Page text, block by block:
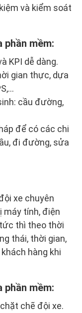
và kiểm soát
mềm:
KPI dễ dàng.
gian thực, dựa
cầu đường,
để có các chi
đi đường, sửa
xe chuyên
máy tính, điện
thì theo thời
thái, thời gian,
hàng khi
mềm:
chẽ đội xe.